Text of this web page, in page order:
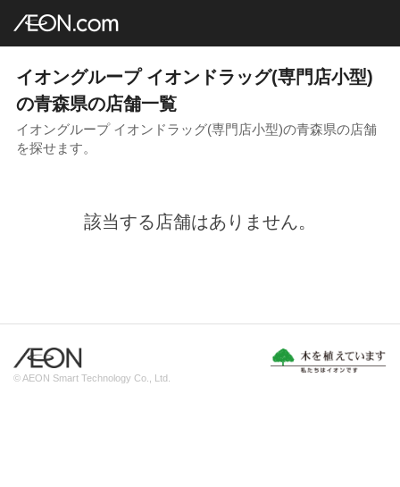
イオングループ店舗一覧
イオングループ イオンドラッグ(専門店小型)
の青森県の店舗一覧
イオングループ イオンドラッグ(専門店小型)の青森県の店舗
を探せます。
該当する店舗はありません。
© AEON Smart Technology Co., Ltd.